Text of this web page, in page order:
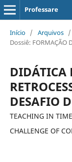
Professare
Início / Arquivos /
Dossiê: FORMAÇÃO
DIDÁTICA
DESAFIO
TEACHING IN
CHALLENGE OF